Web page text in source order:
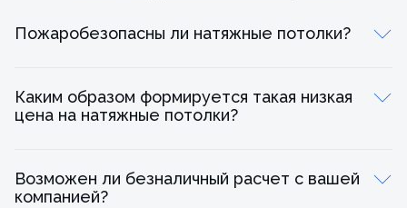
Пожаробезопасны ли натяжные потолки?
Каким образом формируется такая низкая
цена на натяжные потолки?
Возможен ли безналичный расчет с вашей
компанией?